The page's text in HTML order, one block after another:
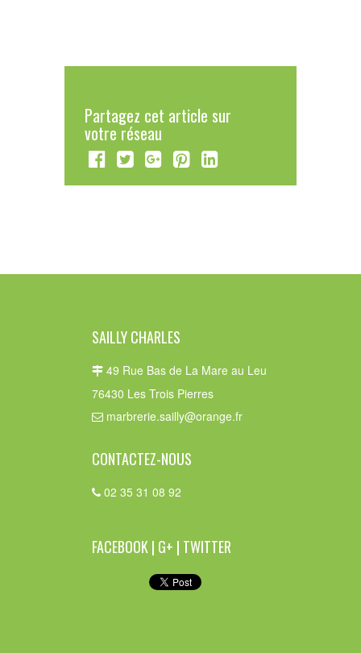
Partagez cet article sur
votre réseau
SAILLY CHARLES
49 Rue Bas de La Mare au Leu
76430 Les Trois Pierres
marbrerie.sailly@orange.fr
CONTACTEZ-NOUS
02 35 31 08 92
FACEBOOK | G+ | TWITTER